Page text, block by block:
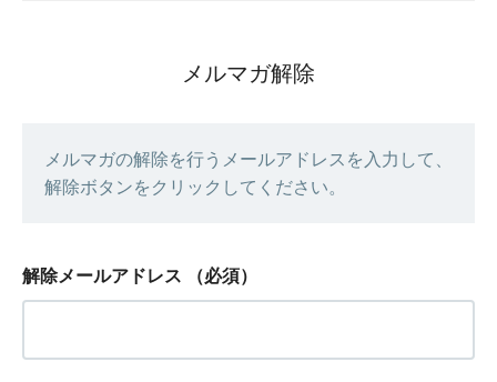
メルマガ解除
メルマガの解除を行うメールアドレスを入力して、
解除ボタンをクリックしてください。
解除メールアドレス （必須）